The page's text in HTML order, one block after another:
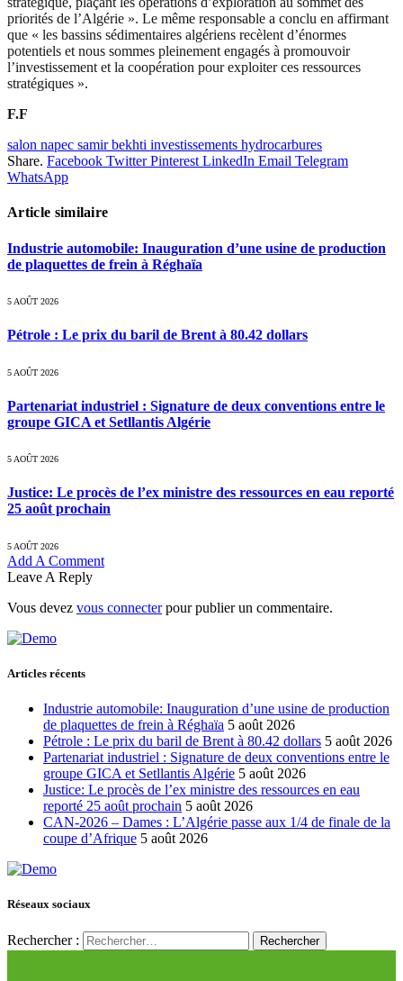
priorités de l’Algérie ». Le même responsable a conclu en affirmant
que « les bassins sédimentaires algériens recèlent d’énormes
potentiels et nous sommes pleinement engagés à promouvoir
l’investissement et la coopération pour exploiter ces ressources
stratégiques ».
F.F
salon napec samir bekhti investissements hydrocarbures
Share. Facebook Twitter Pinterest LinkedIn Email Telegram
WhatsApp
Article similaire
Industrie automobile: Inauguration d’une usine de production
de plaquettes de frein à Réghaïa
5 AOÛT 2026
Pétrole : Le prix du baril de Brent à 80.42 dollars
5 AOÛT 2026
Partenariat industriel : Signature de deux conventions entre le
groupe GICA et Setllantis Algérie
5 AOÛT 2026
Justice: Le procès de l’ex ministre des ressources en eau reporté
25 août prochain
5 AOÛT 2026
Add A Comment
Leave A Reply
Vous devez vous connecterpour publier un commentaire.
Articles récents
Industrie automobile: Inauguration d’une usine de production
de plaquettes de frein à Réghaïa 5 août 2026
Pétrole : Le prix du baril de Brent à 80.42 dollars 5 août 2026
Partenariat industriel : Signature de deux conventions entre le
groupe GICA et Setllantis Algérie 5 août 2026
Justice: Le procès de l’ex ministre des ressources en eau
reporté 25 août prochain 5 août 2026
CAN-2026 – Dames : L’Algérie passe aux 1/4 de finale de la
coupe d’Afrique 5 août 2026
Réseaux sociaux
Rechercher :